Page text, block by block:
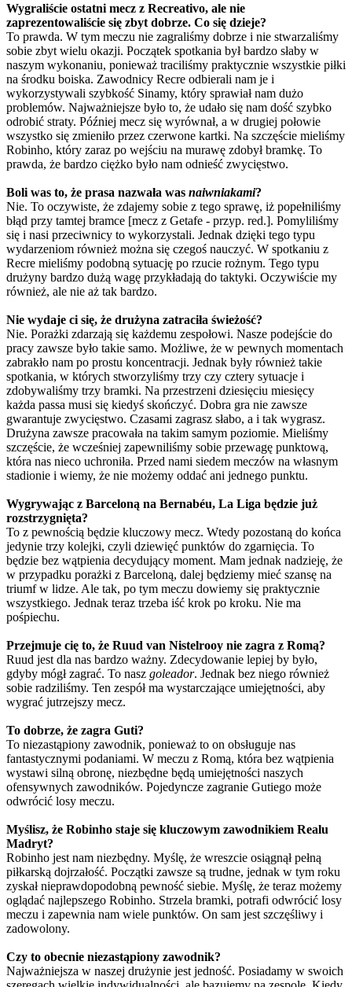
Wygraliście ostatni mecz z Recreativo, ale nie
zaprezentowaliście się zbyt dobrze. Co się dzieje?
To prawda. W tym meczu nie zagraliśmy dobrze i nie stwarzaliśmy
sobie zbyt wielu okazji. Początek spotkania był bardzo słaby w
naszym wykonaniu, ponieważ traciliśmy praktycznie wszystkie piłki
na środku boiska. Zawodnicy Recre odbierali nam je i
wykorzystywali szybkość Sinamy, który sprawiał nam dużo
problemów. Najważniejsze było to, że udało się nam dość szybko
odrobić straty. Później mecz się wyrównał, a w drugiej połowie
wszystko się zmieniło przez czerwone kartki. Na szczęście mieliśmy
Robinho, który zaraz po wejściu na murawę zdobył bramkę. To
prawda, że bardzo ciężko było nam odnieść zwycięstwo.
Boli was to, że prasa nazwała was naiwniakami?
Nie. To oczywiste, że zdajemy sobie z tego sprawę, iż popełniliśmy
błąd przy tamtej bramce [mecz z Getafe - przyp. red.]. Pomyliliśmy
się i nasi przeciwnicy to wykorzystali. Jednak dzięki tego typu
wydarzeniom również można się czegoś nauczyć. W spotkaniu z
Recre mieliśmy podobną sytuację po rzucie rożnym. Tego typu
drużyny bardzo dużą wagę przykładają do taktyki. Oczywiście my
również, ale nie aż tak bardzo.
Nie wydaje ci się, że drużyna zatraciła świeżość?
Nie. Porażki zdarzają się każdemu zespołowi. Nasze podejście do
pracy zawsze było takie samo. Możliwe, że w pewnych momentach
zabrakło nam po prostu koncentracji. Jednak były również takie
spotkania, w których stworzyliśmy trzy czy cztery sytuacje i
zdobywaliśmy trzy bramki. Na przestrzeni dziesięciu miesięcy
każda passa musi się kiedyś skończyć. Dobra gra nie zawsze
gwarantuje zwycięstwo. Czasami zagrasz słabo, a i tak wygrasz.
Drużyna zawsze pracowała na takim samym poziomie. Mieliśmy
szczęście, że wcześniej zapewniliśmy sobie przewagę punktową,
która nas nieco uchroniła. Przed nami siedem meczów na własnym
stadionie i wiemy, że nie możemy oddać ani jednego punktu.
Wygrywając z Barceloną na Bernabéu, La Liga będzie już
rozstrzygnięta?
To z pewnością będzie kluczowy mecz. Wtedy pozostaną do końca
jedynie trzy kolejki, czyli dziewięć punktów do zgarnięcia. To
będzie bez wątpienia decydujący moment. Mam jednak nadzieję, że
w przypadku porażki z Barceloną, dalej będziemy mieć szansę na
triumf w lidze. Ale tak, po tym meczu dowiemy się praktycznie
wszystkiego. Jednak teraz trzeba iść krok po kroku. Nie ma
pośpiechu.
Przejmuje cię to, że Ruud van Nistelrooy nie zagra z Romą?
Ruud jest dla nas bardzo ważny. Zdecydowanie lepiej by było,
gdyby mógł zagrać. To nasz goleador. Jednak bez niego również
sobie radziliśmy. Ten zespół ma wystarczające umiejętności, aby
wygrać jutrzejszy mecz.
To dobrze, że zagra Guti?
To niezastąpiony zawodnik, ponieważ to on obsługuje nas
fantastycznymi podaniami. W meczu z Romą, która bez wątpienia
wystawi silną obronę, niezbędne będą umiejętności naszych
ofensywnych zawodników. Pojedyncze zagranie Gutiego może
odwrócić losy meczu.
Myślisz, że Robinho staje się kluczowym zawodnikiem Realu
Madryt?
Robinho jest nam niezbędny. Myślę, że wreszcie osiągnął pełną
piłkarską dojrzałość. Początki zawsze są trudne, jednak w tym roku
zyskał nieprawdopodobną pewność siebie. Myślę, że teraz możemy
oglądać najlepszego Robinho. Strzela bramki, potrafi odwrócić losy
meczu i zapewnia nam wiele punktów. On sam jest szczęśliwy i
zadowolony.
Czy to obecnie niezastąpiony zawodnik?
Najważniejsza w naszej drużynie jest jedność. Posiadamy w swoich